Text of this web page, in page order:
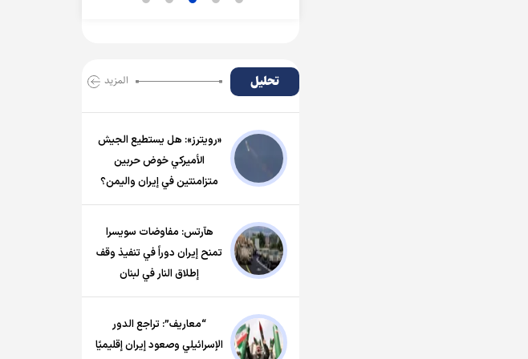
تحلیل المزید
«رويترز»: هل يستطيع الجيش
الأميركي خوض حربين
متزامنتين في إيران واليمن؟
هآرتس: مفاوضات سويسرا
تمنح إيران دوراً في تنفيذ وقف
إطلاق النار في لبنان
“معاريف”: تراجع الدور
الإسرائيلي وصعود إيران إقليميًا